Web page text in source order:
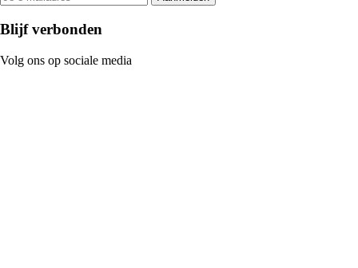
Blijf verbonden
Volg ons op sociale media